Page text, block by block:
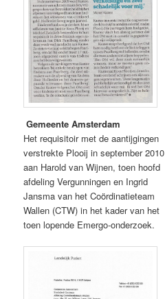
Gemeente Amsterdam
Het requisitoir met de aantijgingen
verstrekte Plooij in september 2010
aan Harold van Wijnen, toen hoofd
afdeling Vergunningen en Ingrid
Jansma van het Coördinatieteam
Wallen (CTW) in het kader van het
toen lopende Emergo-onderzoek.